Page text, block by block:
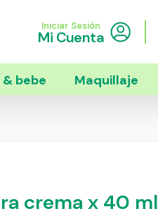
Iniciar Sesión
Mi Cuenta
bebe Maquillaje
crema x 40 ml